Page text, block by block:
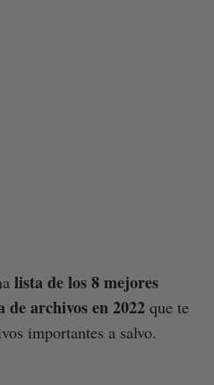
lista de los 8 mejores
de archivos en 2022 que te
importantes a salvo.